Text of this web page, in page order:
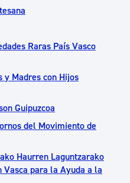
Raras País Vasco
y Madres con Hijos
Guipuzcoa
del Movimiento de
Haurren Laguntzarako
para la Ayuda a la